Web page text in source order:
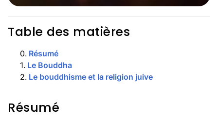
Table des matières
0. Résumé
1. Le Bouddha
2. Le bouddhisme et la religion juive
Résumé